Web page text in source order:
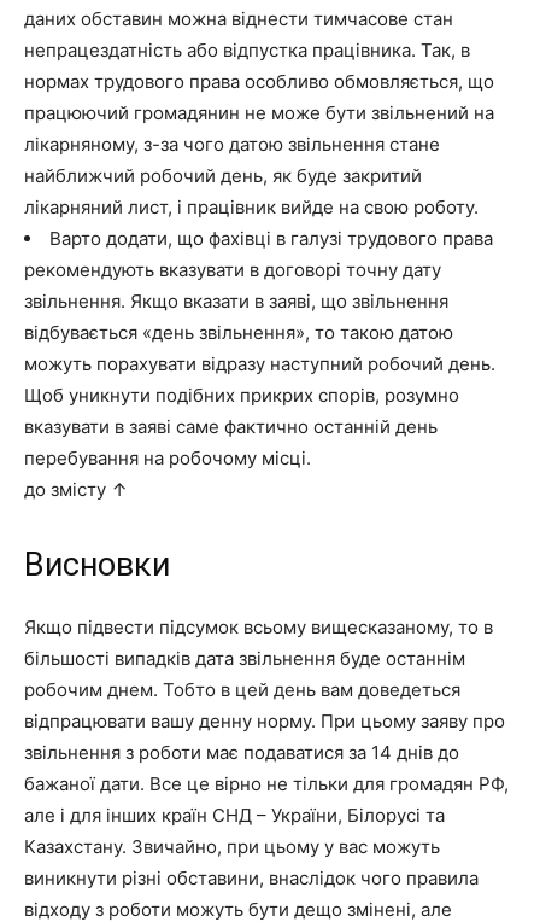
даних обставин можна віднести тимчасове стан
непрацездатність або відпустка працівника. Так, в
нормах трудового права особливо обмовляється, що
працюючий громадянин не може бути звільнений на
лікарняному, з-за чого датою звільнення стане
найближчий робочий день, як буде закритий
лікарняний лист, і працівник вийде на свою роботу.
Варто додати, що фахівці в галузі трудового права
рекомендують вказувати в договорі точну дату
звільнення. Якщо вказати в заяві, що звільнення
відбувається «день звільнення», то такою датою
можуть порахувати відразу наступний робочий день.
Щоб уникнути подібних прикрих спорів, розумно
вказувати в заяві саме фактично останній день
перебування на робочому місці.
до змісту ↑
Висновки
Якщо підвести підсумок всьому вищесказаному, то в
більшості випадків дата звільнення буде останнім
робочим днем. Тобто в цей день вам доведеться
відпрацювати вашу денну норму. При цьому заяву про
звільнення з роботи має подаватися за 14 днів до
бажаної дати. Все це вірно не тільки для громадян РФ,
але і для інших країн СНД – України, Білорусі та
Казахстану. Звичайно, при цьому у вас можуть
виникнути різні обставини, внаслідок чого правила
відходу з роботи можуть бути дещо змінені, але